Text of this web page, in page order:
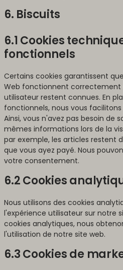
6. Biscuits
6.1 Cookies
fonctionnels
Certains cookies garantissent
Web fonctionnent correctement
utilisateur restent connues. En
fonctionnels, nous vous
Ainsi, vous n'avez pas besoin de
mêmes informations lors de la
par exemple, les articles restent
que vous ayez payé. Nous
votre consentement.
6.2 Cookies
Nous utilisons des cookies
l'expérience utilisateur sur notre
cookies analytiques, nous
l'utilisation de notre site web.
6.3 Cookies de